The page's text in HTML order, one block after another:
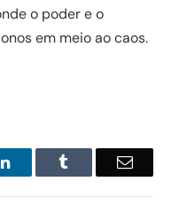
o poder e o
em meio ao caos.
LinkedIn Email